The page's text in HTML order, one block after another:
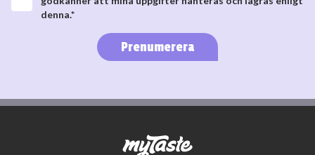
denna.*
Prenumerera